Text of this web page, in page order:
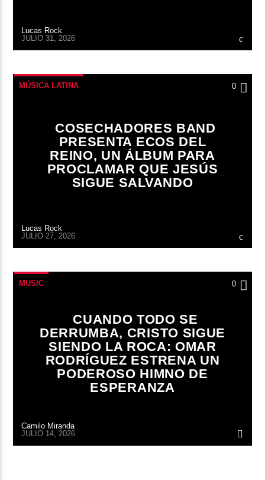
Lucas Rock
JULIO 31, 2026
MÚSICA LATINA 0
COSECHADORES BAND
PRESENTA ECOS DEL
REINO, UN ÁLBUM PARA
PROCLAMAR QUE JESÚS
SIGUE SALVANDO
Lucas Rock
JULIO 27, 2026
MUSIC 0
CUANDO TODO SE
DERRUMBA, CRISTO SIGUE
SIENDO LA ROCA: OMAR
RODRÍGUEZ ESTRENA UN
PODEROSO HIMNO DE
ESPERANZA
Camilo Miranda
JULIO 14, 2026